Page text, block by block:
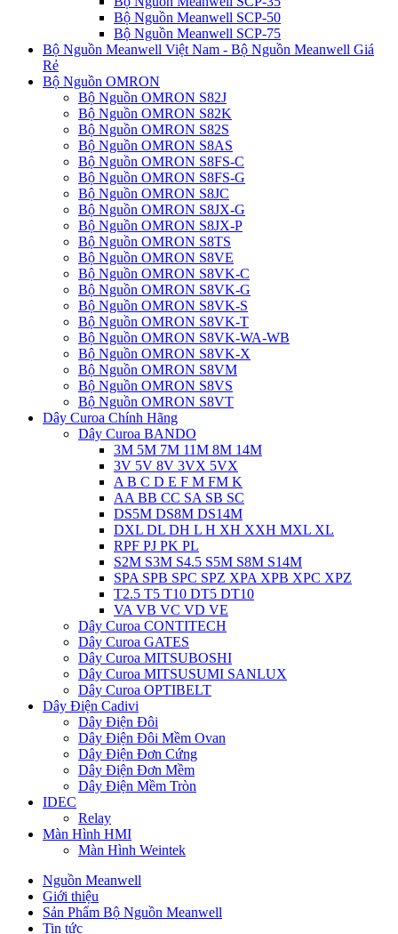
Bộ Nguồn Meanwell SCP-50
Bộ Nguồn Meanwell SCP-75
Bộ Nguồn Meanwell Việt Nam - Bộ Nguồn Meanwell Giá
Rẻ
Bộ Nguồn OMRON
Bộ Nguồn OMRON S82J
Bộ Nguồn OMRON S82K
Bộ Nguồn OMRON S82S
Bộ Nguồn OMRON S8AS
Bộ Nguồn OMRON S8FS-C
Bộ Nguồn OMRON S8FS-G
Bộ Nguồn OMRON S8JC
Bộ Nguồn OMRON S8JX-G
Bộ Nguồn OMRON S8JX-P
Bộ Nguồn OMRON S8TS
Bộ Nguồn OMRON S8VE
Bộ Nguồn OMRON S8VK-C
Bộ Nguồn OMRON S8VK-G
Bộ Nguồn OMRON S8VK-S
Bộ Nguồn OMRON S8VK-T
Bộ Nguồn OMRON S8VK-WA-WB
Bộ Nguồn OMRON S8VK-X
Bộ Nguồn OMRON S8VM
Bộ Nguồn OMRON S8VS
Bộ Nguồn OMRON S8VT
Dây Curoa Chính Hãng
Dây Curoa BANDO
3M 5M 7M 11M 8M 14M
3V 5V 8V 3VX 5VX
A B C D E F M FM K
AA BB CC SA SB SC
DS5M DS8M DS14M
DXL DL DH L H XH XXH MXL XL
RPF PJ PK PL
S2M S3M S4.5 S5M S8M S14M
SPA SPB SPC SPZ XPA XPB XPC XPZ
T2.5 T5 T10 DT5 DT10
VA VB VC VD VE
Dây Curoa CONTITECH
Dây Curoa GATES
Dây Curoa MITSUBOSHI
Dây Curoa MITSUSUMI SANLUX
Dây Curoa OPTIBELT
Dây Điện Cadivi
Dây Điện Đôi
Dây Điện Đôi Mềm Ovan
Dây Điện Đơn Cứng
Dây Điện Đơn Mềm
Dây Điện Mềm Tròn
IDEC
Relay
Màn Hình HMI
Màn Hình Weintek
Nguồn Meanwell
Giới thiệu
Sản Phẩm Bộ Nguồn Meanwell
Tin tức